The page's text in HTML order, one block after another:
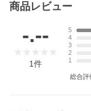
商品レビュー
-.--
1件
5
4
3
2
1
総合評